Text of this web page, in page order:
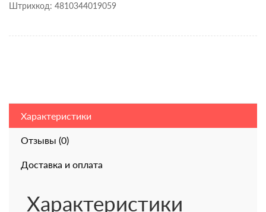
Штрихкод: 4810344019059
Характеристики
Отзывы (0)
Доставка и оплата
Характеристики